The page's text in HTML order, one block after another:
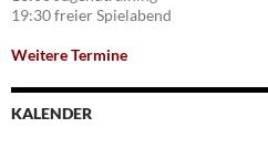
19:30 freier Spielabend
Weitere Termine
KALENDER